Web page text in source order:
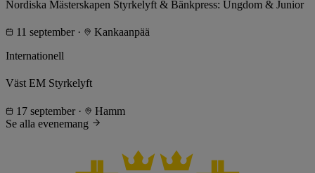
Nordiska Mästerskapen Styrkelyft & Bänkpress: Ungdom & Junior
11 september ·
Kankaanpää
Internationell
Väst EM Styrkelyft
17 september ·
Hamm
Se alla evenemang